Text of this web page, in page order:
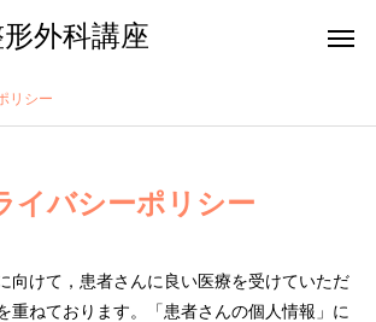
外科講座
高度外傷
膝関節・スポ
（下肢）
リシー
イバシーポリシー
向けて，患者さんに良い医療を受けていただ
重ねております。「患者さんの個人情報」に